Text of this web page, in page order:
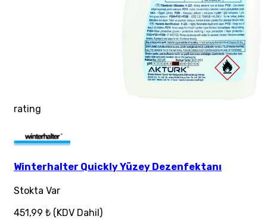
rating
Winterhalter Quickly Yüzey Dezenfektanı
Stokta Var
451,99 ₺ (KDV Dahil)